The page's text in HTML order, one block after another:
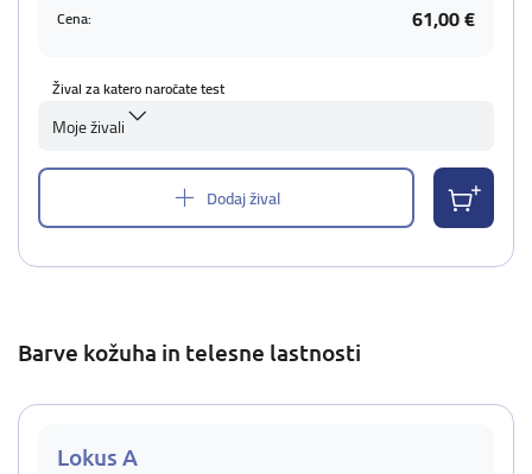
Cena: 61,00 €
Žival za katero naročate test
Moje živali
Dodaj žival
Barve kožuha in telesne lastnosti
Lokus A